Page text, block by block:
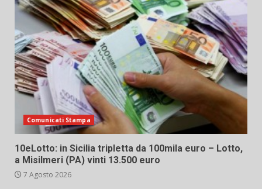
Comunicati Stampa
10eLotto: in Sicilia tripletta da 100mila euro – Lotto,
a Misilmeri (PA) vinti 13.500 euro
7 Agosto 2026